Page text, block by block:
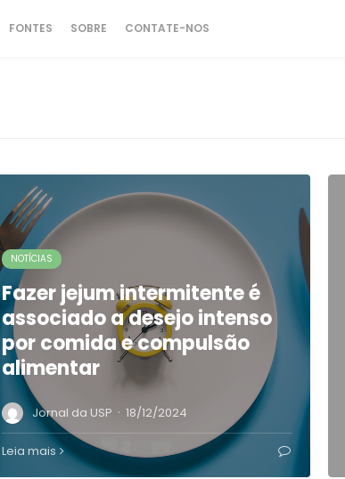
FONTES SOBRE CONTATE-NOS
NOTÍCIAS
Fazer jejum intermitente é
associado a desejo intenso
por comida e compulsão
alimentar
Jornal da USP · 18/12/2024
Leia mais